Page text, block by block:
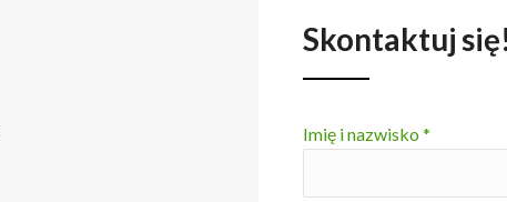
Skontaktuj
Imię i nazwisko *